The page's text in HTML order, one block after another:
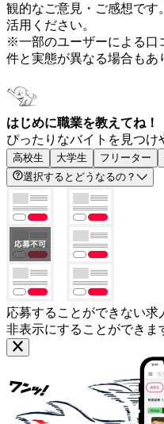
観的なご意見・ご感想で
活用ください。
※一部のユーザーによる口
件と実態が異なる場合もあ
はじめに職業を教えてね！
ぴったりなバイトを見つけ
高校生 大学生 フリーター
選択するとどうなるの？
応募することができない求
非表示にすることができま